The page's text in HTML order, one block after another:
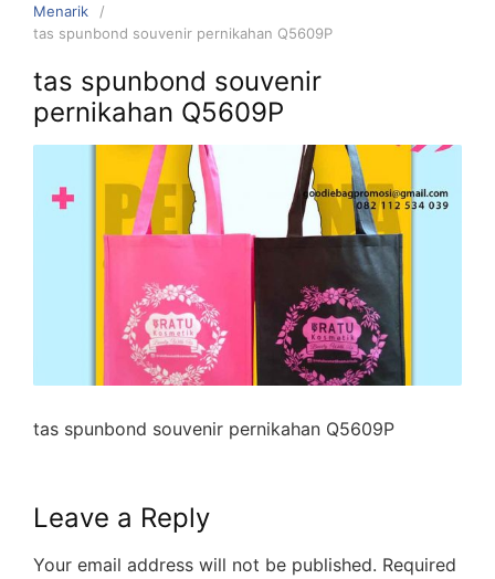
Menarik
tas spunbond souvenir pernikahan Q5609P
tas spunbond souvenir
pernikahan Q5609P
tas spunbond souvenir pernikahan Q5609P
Leave a Reply
Your email address will not be published. Required